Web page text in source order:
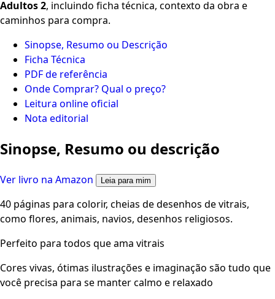
Adultos 2, incluindo ficha técnica, contexto da obra e
caminhos para compra.
Sinopse, Resumo ou Descrição
Ficha Técnica
PDF de referência
Onde Comprar? Qual o preço?
Leitura online oficial
Nota editorial
Sinopse, Resumo ou descrição
Ver livro na Amazon Leia para mim
40 páginas para colorir, cheias de desenhos de vitrais,
como flores, animais, navios, desenhos religiosos.
Perfeito para todos que ama vitrais
Cores vivas, ótimas ilustrações e imaginação são tudo que
você precisa para se manter calmo e relaxado